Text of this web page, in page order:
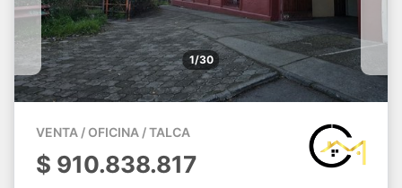
1/30
VENTA / OFICINA / TALCA
$ 910.838.817